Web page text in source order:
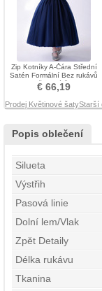
Zip Kotníky A-Čára Střední
Satén Formální Bez rukávů
Květinové šaty
€ 66,19
Prodej Květinové šatyStarší
Popis oblečení
Silueta
Výstřih
Pasová linie
Dolní lem/Vlak
Zpět Detaily
Délka rukávu
Tkanina